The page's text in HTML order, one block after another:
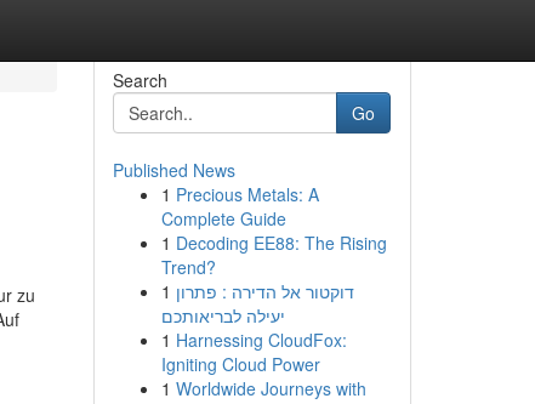
zu
Search
Go
Published News
1 Precious Metals: A
Complete Guide
1 Decoding EE88: The Rising
Trend?
1 דוקטור אל הדירה : פתרון
יעילה לבריאותכם
1 Harnessing CloudFox:
Igniting Cloud Power
1 Worldwide Journeys with